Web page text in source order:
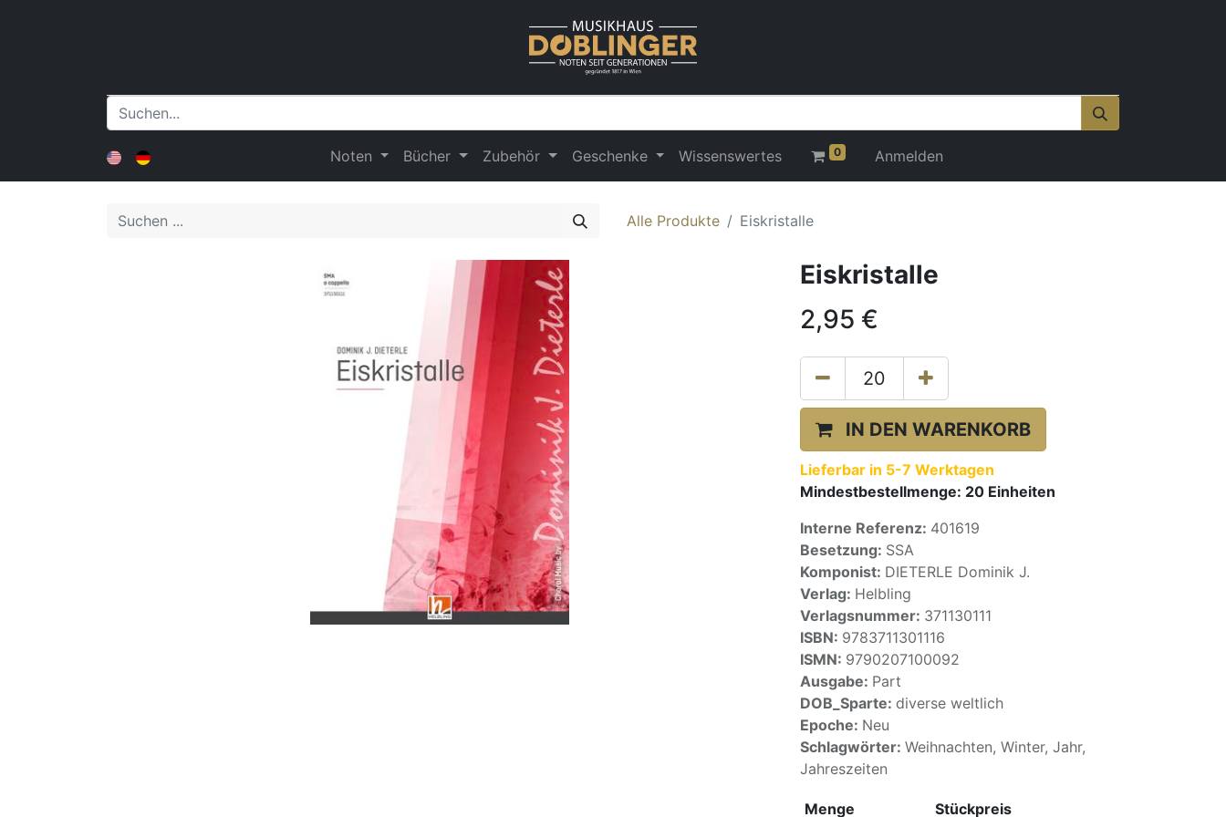
Noten Bücher Zubehör Geschenke Wissenswertes 0 Anmelden
Alle Produkte Eiskristalle
Eiskristalle
2,95 €
IN DEN WARENKORB
Lieferbar in 5-7 Werktagen
Mindestbestellmenge: 20 Einheiten
Interne Referenz: 401619
Besetzung: SSA
Komponist: DIETERLE Dominik J.
Verlag: Helbling
Verlagsnummer: 371130111
ISBN: 9783711301116
ISMN: 9790207100092
Ausgabe: Part
DOB_Sparte: diverse weltlich
Epoche: Neu
Schlagwörter: Weihnachten, Winter, Jahr,
Jahreszeiten
Menge Stückpreis